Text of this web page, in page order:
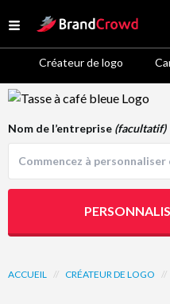
Open menu
Site Logo
Créateur de logo
Logo Template Preview
ACCUEIL // CRÉATEUR DE LOGO //
Nom de l’entreprise (facultatif)